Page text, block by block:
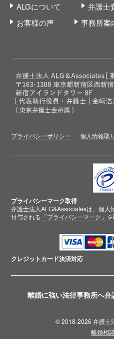
離婚に強い法律事務所へ
ALGについて
弁護士
お客様の声
事務所案
プライバシーポリシー 個人情報取
プライバシーマーク取得
弁護士法人ALG&Associatesは、個人
付与される 「プライバシーマーク」
クレジットカード決済対応
© 2018-2026 弁護士
離婚相